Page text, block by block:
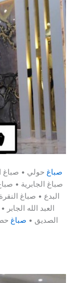
صباغ حولي • صباغ
صباغ الجابرية •
البدع • صباغ
العبد الله
الصديق • صباغ